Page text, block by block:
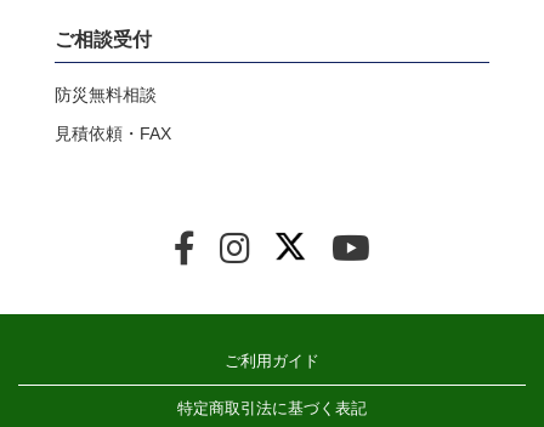
ご相談受付
防災無料相談
見積依頼・FAX
ご利用ガイド
特定商取引法に基づく表記